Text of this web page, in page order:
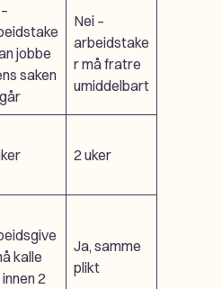
jobbe
saken
Nei –
arbeidstake
r må fratre
umiddelbart
2 uker
kalle
innen 2
Ja, samme
plikt